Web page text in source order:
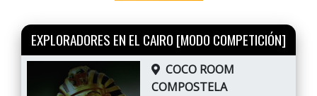
EXPLORADORES EN EL CAIRO [MODO COMPETICIÓN]
COCO ROOM
COMPOSTELA